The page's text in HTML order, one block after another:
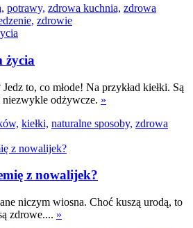
potrawy, zdrowa kuchnia, zdrowa
zdrowie
życia
to, co młode! Na przykład kiełki. Są
niezwykle odżywcze. »
kiełki, naturalne sposoby, zdrowa
z nowalijek?
niczym wiosna. Choć kuszą urodą, to
zdrowe.... »